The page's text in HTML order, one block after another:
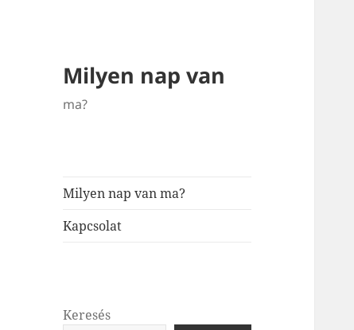
Milyen nap van
ma?
Milyen nap van ma?
Kapcsolat
Keresés